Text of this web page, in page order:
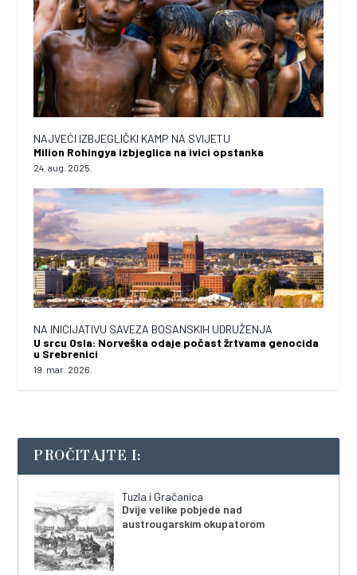
NAJVEĆI IZBJEGLIČKI KAMP NA SVIJETU
Milion Rohingya izbjeglica na ivici opstanka
24. aug. 2025.
NA INICIJATIVU SAVEZA BOSANSKIH UDRUŽENJA
U srcu Osla: Norveška odaje počast žrtvama genocida
u Srebrenici
19. mar. 2026.
PROČITAJTE I:
Tuzla i Gračanica
Dvije velike pobjede nad
austrougarskim okupatorom